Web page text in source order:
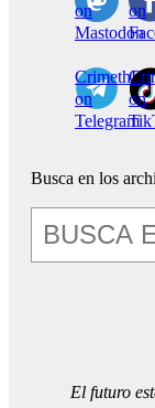
on
Mastodon
on
on
Telegram
on
Busca en los
El futuro